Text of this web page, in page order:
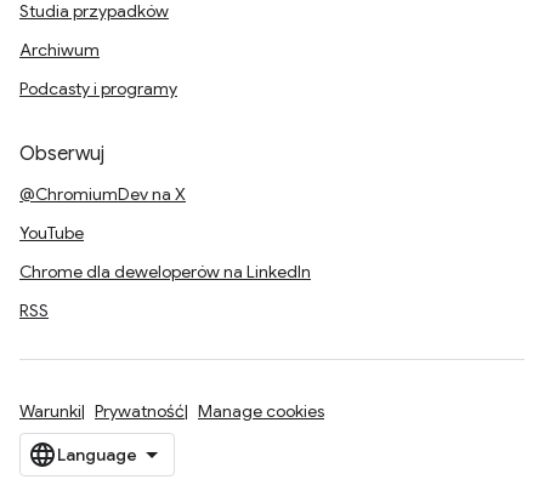
Studia przypadków
Archiwum
Podcasty i programy
Obserwuj
@ChromiumDev na X
YouTube
Chrome dla deweloperów na LinkedIn
RSS
Warunki Prywatność Manage cookies